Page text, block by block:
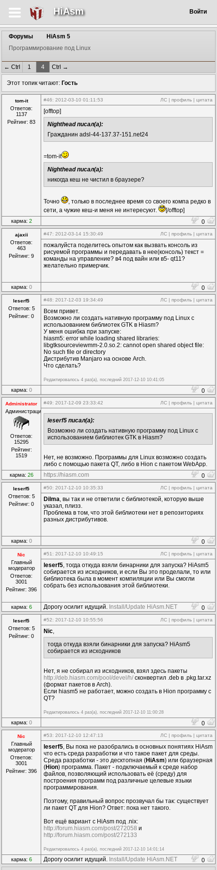
HiAsm Войти
Форумы
HiAsm 5
Программирование под Linux
← Ctrl 1 4 Ctrl →
Этот топик читают: Гость
tom-it
Ответов:
1137
Рейтинг: 83
#46: 2012-03-10 01:11:53 ЛС | профиль | цитата
[offtop]
Nighthead писал(а):
Гражданин adsl-44-137.37-151.net24
=tom-it
Nighthead писал(а):
никогда кеш не чистил в браузере?
Точно
, только в последнее время со своего компа редко в
сети, а чужие кеш-и меня не интересуют.
[/offtop]
карма: 2 0
ajaxii
Ответов:
463
Рейтинг: 9
#47: 2012-03-14 15:30:49 ЛС | профиль | цитата
пожалуйста поделитесь опытом как вызвать консоль из
рисуемой программы и передавать в нее(консоль) текст =
команды на управление? в4 под вайн или в5- qt11?
желательно примерчик.
карма: 0 0
leserf5
Ответов: 5
Рейтинг: 0
#48: 2017-12-03 19:34:49 ЛС | профиль | цитата
Всем привет.
Возможно ли создать нативную программу под Linux с
использованием библиотек GTK в Hiasm?
У меня ошибка при запуске:
hiasm5: error while loading shared libraries:
libgtksourceviewmm-2.0.so.2: cannot open shared object file:
No such file or directory
Дистрибутив Manjaro на основе Arch.
Что сделать?
Редактировалось 4 раз(а), последний 2017-12-10 10:41:05
карма: 0 0
Administrator
Администрация
Ответов:
15295
Рейтинг:
1519
#49: 2017-12-09 23:33:42 ЛС | профиль | цитата
leserf5 писал(а):
Возможно ли создать нативную программу под Linux с
использованием библиотек GTK в Hiasm?
Нет, не возможно. Программы для Linux возможно создать
либо с помощью пакета QT, либо в Hion с пакетом WebApp.
карма: 26 https://hiasm.com 0
leserf5
Ответов: 5
Рейтинг: 0
#50: 2017-12-10 10:35:33 ЛС | профиль | цитата
Dilma, вы так и не ответили с библиотекой, которую выше
указал, плизз.
Проблема в том, что этой библиотеки нет в репозиториях
разных дистрибутивов.
карма: 0 0
Nic
Главный
модератор
Ответов:
3001
Рейтинг: 396
#51 : 2017-12-10 10:49:15 ЛС | профиль | цитата
leserf5, тогда откуда взяли бинарники для запуска? HiAsm5
собирается из исходников, и если Вы это проделали, то или
библиотека была в момент компиляции или Вы смогли
собрать без использования этой библиотеки.
карма: 6 Дорогу осилит идущий. Install/Update HiAsm.NET 0
leserf5
Ответов: 5
Рейтинг: 0
#52: 2017-12-10 10:55:56 ЛС | профиль | цитата
Nic,
тогда откуда взяли бинарники для запуска? HiAsm5
собирается из исходников
Нет, я не собирал из исходников, взял здесь пакеты
http://deb.hiasm.com/pool/devel/h/ сконвертил .deb в .pkg.tar.xz
(формат пакетов в Arch).
Если hiasm5 не работает, можно создать в Hion программу c
QT?
Редактировалось 4 раз(а), последний 2017-12-10 11:00:28
карма: 0 0
Nic
Главный
модератор
Ответов:
3001
Рейтинг: 396
#53: 2017-12-10 12:47:13 ЛС | профиль | цитата
leserf5, Вы пока не разобрались в основных понятиях HiAsm
что есть среда разработки и что такое пакет для среды.
Среда разработки - это десктопная (HiAsm) или браузерная
(Hion) программа. Пакет - подключаемый к среде набор
файлов, позволяющий использовать её (среду) для
построения программ под различные целевые языки
программирования.
Поэтому, правильный вопрос прозвучал бы так: существует
ли пакет QT для Hion? Ответ: пока нет такого.
Вот ещё вариант с HiAsm под .nix:
http://forum.hiasm.com/post/272058 и
http://forum.hiasm.com/post/272133
Редактировалось 4 раз(а), последний 2017-12-10 14:01:14
карма: 6 Дорогу осилит идущий. Install/Update HiAsm.NET
0